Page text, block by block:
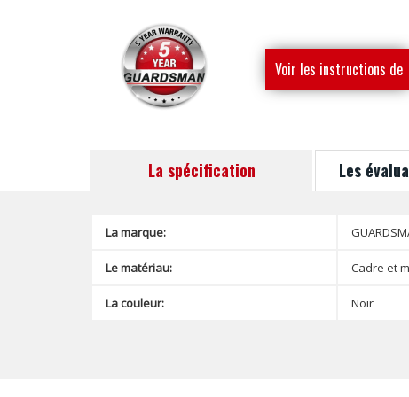
Voir les instructions de
La spécification Les
La marque:
Le matériau: Cadre et
La couleur: Noir